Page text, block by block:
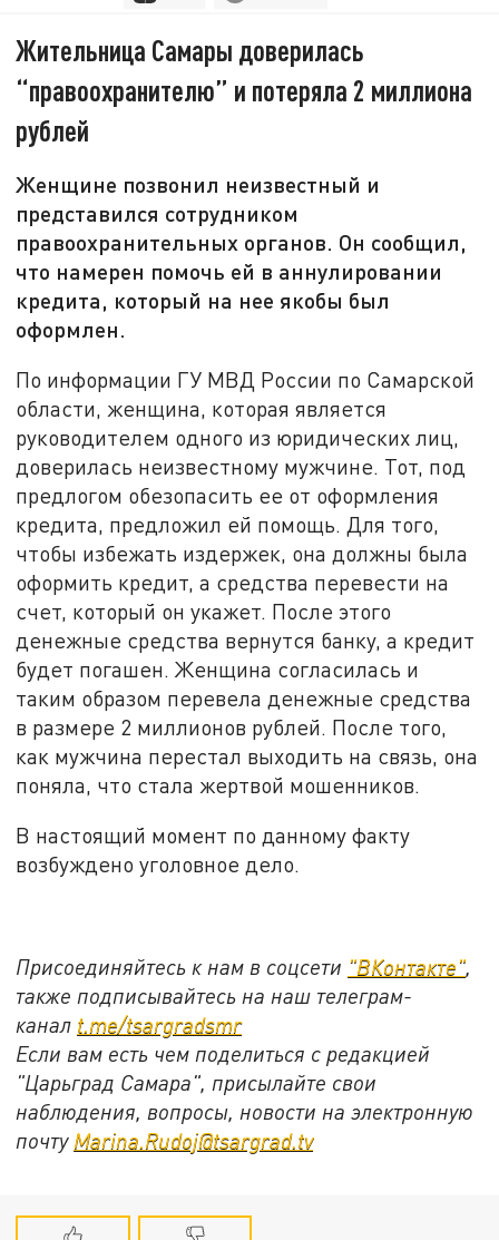
Жительница Самары доверилась
“правоохранителю” и потеряла 2 миллиона
рублей
Женщине позвонил неизвестный и
представился сотрудником
правоохранительных органов. Он сообщил,
что намерен помочь ей в аннулировании
кредита, который на нее якобы был
оформлен.
По информации ГУ МВД России по Самарской
области, женщина, которая является
руководителем одного из юридических лиц,
доверилась неизвестному мужчине. Тот, под
предлогом обезопасить ее от оформления
кредита, предложил ей помощь. Для того,
чтобы избежать издержек, она должны была
оформить кредит, а средства перевести на
счет, который он укажет. После этого
денежные средства вернутся банку, а кредит
будет погашен. Женщина согласилась и
таким образом перевела денежные средства
в размере 2 миллионов рублей. После того,
как мужчина перестал выходить на связь, она
поняла, что стала жертвой мошенников.
В настоящий момент по данному факту
возбуждено уголовное дело.
Присоединяйтесь к нам в соцсети "ВКонтакте",
также подписывайтесь на наш телеграм-
канал t.me/tsargradsmr
Если вам есть чем поделиться с редакцией
"Царьград Самара", присылайте свои
наблюдения, вопросы, новости на электронную
почту Marina.Rudoj@tsargrad.tv